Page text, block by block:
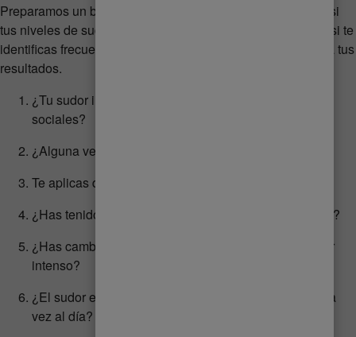
Preparamos un breve cuestionario que te ayudará a saber si
tus niveles de sudor son excesivos. Responde con Sí solo si te
identificas frecuentemente con estas situaciones y averigua tus
resultados.
¿Tu sudor interfiere en tu trabajo o en tus actividades
sociales?
¿Alguna vez has mojado tu ropa a causa del sudor?
Te aplicas desodorante varias veces al día
¿Has tenido que cambiarte de ropa a causa del sudor?
¿Has cambiado tu manera de vestir a causa del sudor
intenso?
¿El sudor en tus axilas hace que te bañes más de una
vez al día?